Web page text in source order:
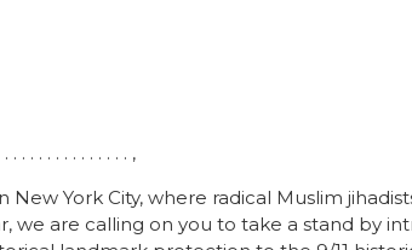
. . . . . . . . . . . . ,
York City, where radical Muslim
we are calling on you to take a stand by